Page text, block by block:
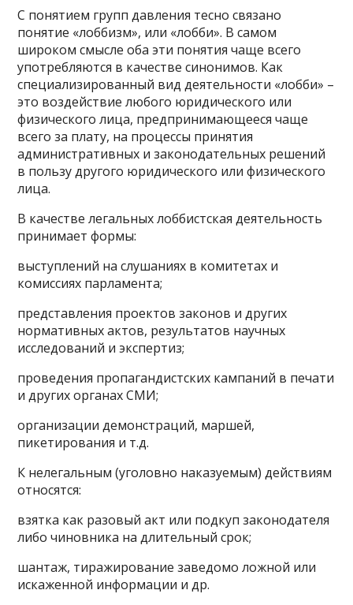
С понятием групп давления тесно связано
понятие «лоббизм», или «лобби». В самом
широком смысле оба эти понятия чаще всего
употребляются в качестве синонимов. Как
специализированный вид деятельности «лобби» –
это воздействие любого юридического или
физического лица, предпринимающееся чаще
всего за плату, на процессы принятия
административных и законодательных решений
в пользу другого юридического или физического
лица.
В качестве легальных лоббистская деятельность
принимает формы:
выступлений на слушаниях в комитетах и
комиссиях парламента;
представления проектов законов и других
нормативных актов, результатов научных
исследований и экспертиз;
проведения пропагандистских кампаний в печати
и других органах СМИ;
организации демонстраций, маршей,
пикетирования и т.д.
К нелегальным (уголовно наказуемым) действиям
относятся:
взятка как разовый акт или подкуп законодателя
либо чиновника на длительный срок;
шантаж, тиражирование заведомо ложной или
искаженной информации и др.